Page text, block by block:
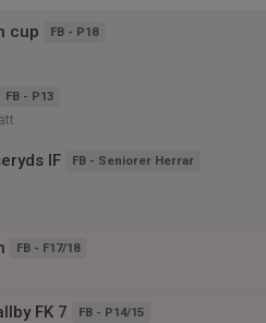
cup FB - P18
FB - P13
IF FB - Seniorer Herrar
FB - F17/18
FK 7 FB - P14/15